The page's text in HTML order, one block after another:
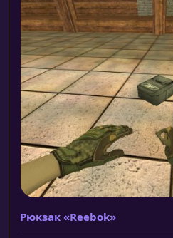
Рюкзак «Reebok»